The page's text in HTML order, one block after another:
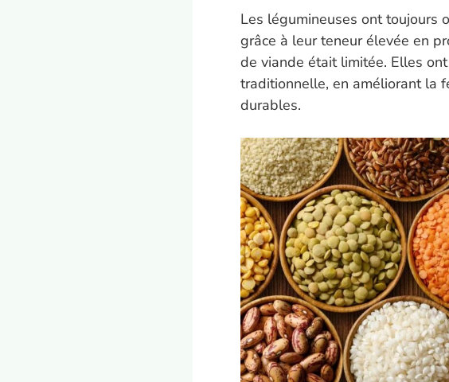
Les légumineuses ont toujours
grâce à leur teneur élevée en
de viande était limitée. Elles
traditionnelle, en améliorant la
durables.